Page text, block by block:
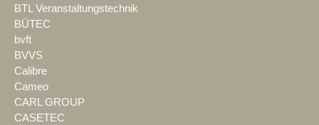
BTL Veranstaltungstechnik
BÜTEC
bvft
BVVS
Calibre
Cameo
CARL GROUP
CASETEC